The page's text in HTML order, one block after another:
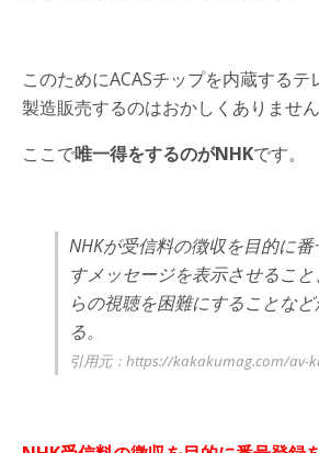
このためにACASチップを内蔵する
製造販売するのはおかしくありませ
ここで唯一得をするのがNHKです。
NHKが受信料の徴収を目的に
すメッセージを表示させるこ
らの視聴を困難にすることな
る。
引用元： https://kakakumag.com/av-